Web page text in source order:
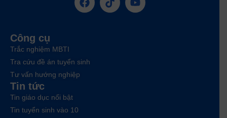
Công cụ
Trắc nghiệm MBTI
Tra cứu đề án tuyển sinh
Tư vấn hướng nghiệp
Tin tức
Tin giáo dục nổi bật
Tin tuyển sinh vào 10